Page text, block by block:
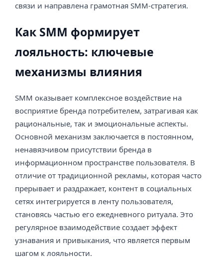
связи и направлена грамотная SMM-стратегия.
Как SMM формирует
лояльность: ключевые
механизмы влияния
SMM оказывает комплексное воздействие на
восприятие бренда потребителем, затрагивая как
рациональные, так и эмоциональные аспекты.
Основной механизм заключается в постоянном,
ненавязчивом присутствии бренда в
информационном пространстве пользователя. В
отличие от традиционной рекламы, которая часто
прерывает и раздражает, контент в социальных
сетях интегрируется в ленту пользователя,
становясь частью его ежедневного ритуала. Это
регулярное взаимодействие создает эффект
узнавания и привыкания, что является первым
шагом к лояльности.